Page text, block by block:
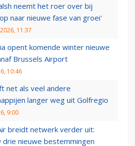
neemt het roer over bij
naar nieuwe fase van groei'
11:37
opent komende winter nieuwe
Brussels Airport
10:46
net als veel andere
langer weg uit Golfregio
9:00
breidt netwerk verder uit:
drie nieuwe bestemmingen